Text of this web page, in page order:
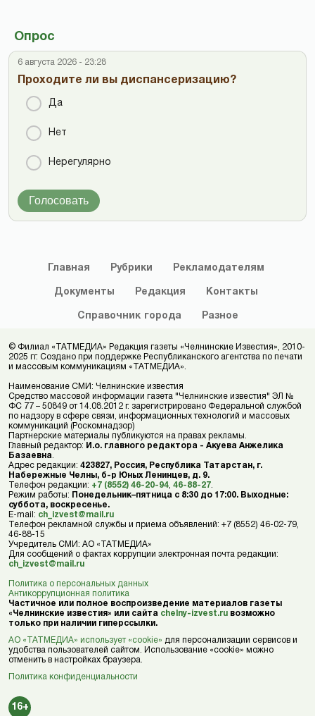
Опрос
6 августа 2026 - 23:28
Проходите ли вы диспансеризацию?
Да
Нет
Нерегулярно
Голосовать
Главная Рубрики Рекламодателям
Документы Редакция Контакты
Справочник города Разное
© Филиал «ТАТМЕДИА» Редакция газеты «Челнинские Известия», 2010-
2025 гг. Создано при поддержке Республиканского агентства по печати
и массовым коммуникациям «ТАТМЕДИА».
Наименование СМИ: Челнинские известия
Средство массовой информации газета "Челнинские известия" ЭЛ №
ФС 77 – 50849 от 14.08.2012 г. зарегистрировано Федеральной службой
по надзору в сфере связи, информационных технологий и массовых
коммуникаций (Роскомнадзор)
Партнерские материалы публикуются на правах рекламы.
Главный редактор: И.о. главного редактора - Акуева Анжелика
Базаевна
Адрес редакции: 423827, Россия, Республика Татарстан, г.
Набережные Челны, б-р Юных Ленинцев, д. 9.
Телефон редакции: +7 (8552) 46-20-94 46-88-27
Режим работы: Понедельник–пятница с 8:30 до 17:00. Выходные:
суббота, воскресенье.
E-mail: ch_izvest@mail.ru
Телефон рекламной службы и приема объявлений: +7 (8552) 46-02-79,
46-88-15
Учредитель СМИ: АО «ТАТМЕДИА»
Для сообщений о фактах коррупции электронная почта редакции:
ch_izvest@mail.ru
Политика о персональных данных
Антикоррупционная политика
Частичное или полное воспроизведение материалов газеты
«Челнинские известия» или сайта chelny-izvest.ru возможно
только при наличии гиперссылки.
АО «ТАТМЕДИА» использует «cookie» для персонализации сервисов и
удобства пользователей сайтом. Использование «cookie» можно
отменить в настройках браузера.
Политика конфиденциальности
16+